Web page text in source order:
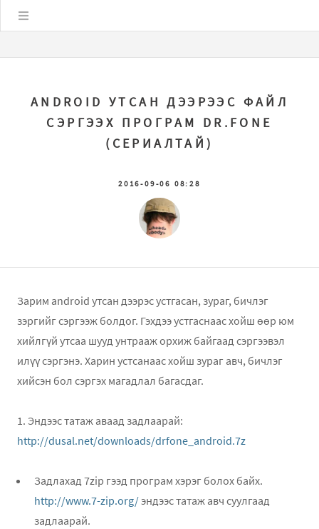
ANDROID УТСАН ДЭЭРЭЭС ФАЙЛ
СЭРГЭЭХ ПРОГРАМ DR.FОNЕ
(СЕРИАЛТАЙ)
2016-09-06 08:28
Зарим android утсан дээрэс устгасан, зураг, бичлэг
зэргийг сэргээж болдог. Гэхдээ устгаснаас хойш өөр юм
хийлгүй утсаа шууд унтрааж орхиж байгаад сэргээвэл
илүү сэргэнэ. Харин устсанаас хойш зураг авч, бичлэг
хийсэн бол сэргэх магадлал багасдаг.
1. Эндээс татаж аваад задлаарай:
http://dusal.net/downloads/drfone_android.7z
Задлахад 7zip гээд програм хэрэг болох байх.
http://www.7-zip.org/эндээс татаж авч суулгаад
задлаарай.